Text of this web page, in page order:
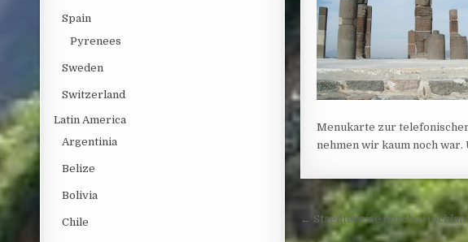
Menukarte zur
nehmen wir kaum noch
Post navigation
← Staedtereise durchs
Spain
Pyrenees
Sweden
Switzerland
Latin America
Argentinia
Belize
Bolivia
Chile